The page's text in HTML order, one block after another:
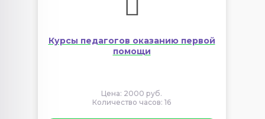
Курсы педагогов оказанию первой
помощи
Цена: 2000 руб.
Количество часов: 16